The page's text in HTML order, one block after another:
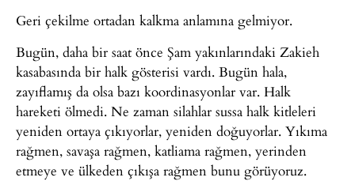
Geri çekilme ortadan kalkma anlamına gelmiyor.
Bugün, daha bir saat önce Şam yakınlarındaki Zakieh
kasabasında bir halk gösterisi vardı. Bugün hala,
zayıflamış da olsa bazı koordinasyonlar var. Halk
hareketi ölmedi. Ne zaman silahlar sussa halk kitleleri
yeniden ortaya çıkıyorlar, yeniden doğuyorlar. Yıkıma
rağmen, savaşa rağmen, katliama rağmen, yerinden
etmeye ve ülkeden çıkışa rağmen bunu görüyoruz.